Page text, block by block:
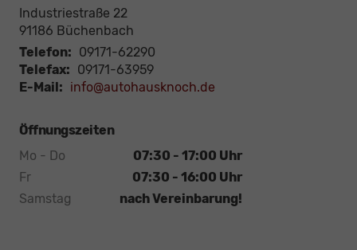
Industriestraße 22
91186 Büchenbach
Telefon: 09171-62290
Telefax: 09171-63959
E-Mail: info@autohausknoch.de
Öffnungszeiten
Mo - Do
07:30 - 17:00 Uhr
Fr
07:30 - 16:00 Uhr
Samstag
nach Vereinbarung!